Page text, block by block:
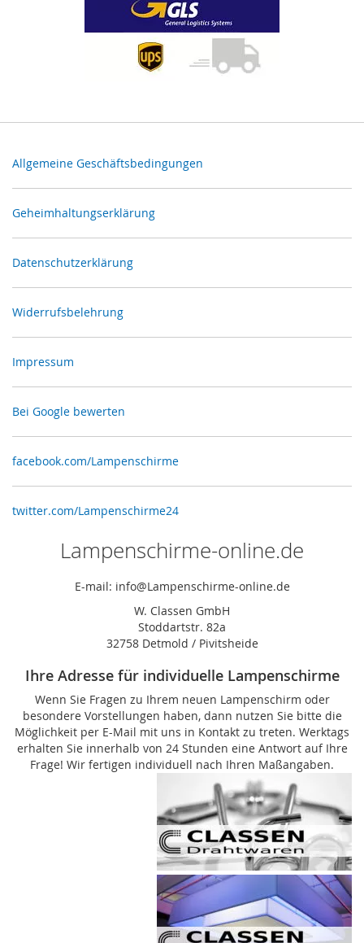
Allgemeine Geschäftsbedingungen
Geheimhaltungserklärung
Datenschutzerklärung
Widerrufsbelehrung
Impressum
Bei Google bewerten
facebook.com/Lampenschirme
twitter.com/Lampenschirme24
Lampenschirme-online.de
E-mail: info@Lampenschirme-online.de
W. Classen GmbH
Stoddartstr. 82a
32758 Detmold / Pivitsheide
Ihre Adresse für individuelle Lampenschirme
Wenn Sie Fragen zu Ihrem neuen Lampenschirm oder
besondere Vorstellungen haben, dann nutzen Sie bitte die
Möglichkeit per E-Mail mit uns in Kontakt zu treten. Werktags
erhalten Sie innerhalb von 24 Stunden eine Antwort auf Ihre
Frage! Wir fertigen individuell nach Ihren Maßangaben.